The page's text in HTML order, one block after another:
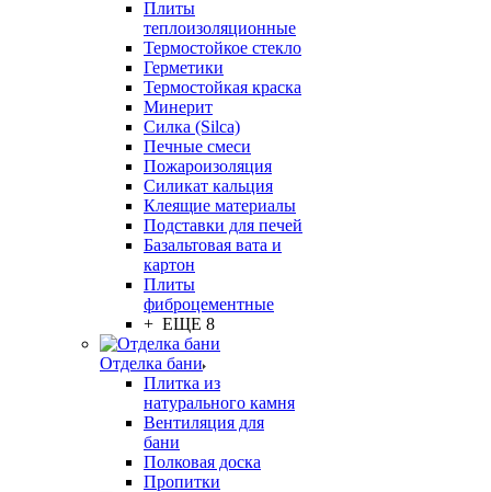
Плиты
теплоизоляционные
Термостойкое стекло
Герметики
Термостойкая краска
Минерит
Силка (Silca)
Печные смеси
Пожароизоляция
Силикат кальция
Клеящие материалы
Подставки для печей
Базальтовая вата и
картон
Плиты
фиброцементные
+ ЕЩЕ 8
Отделка бани
Плитка из
натурального камня
Вентиляция для
бани
Полковая доска
Пропитки